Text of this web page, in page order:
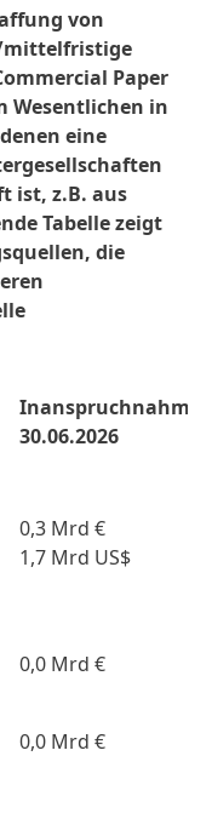
von
mittelfristige
Paper
Wesentlichen in
eine
ist, z.B. aus
Tabelle zeigt
die
Inanspruchnahme
30.06.2026
0,3 Mrd €
1,7 Mrd US$
0,0 Mrd €
0,0 Mrd €